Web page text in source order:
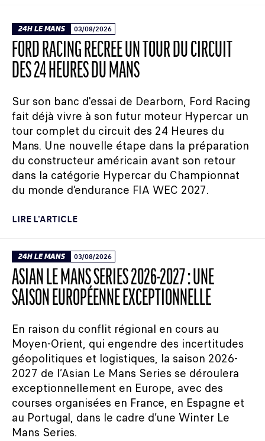
24H LE MANS 03/08/2026
FORD RACING RECRÉE UN TOUR DU CIRCUIT
DES 24 HEURES DU MANS
Sur son banc d'essai de Dearborn, Ford Racing
fait déjà vivre à son futur moteur Hypercar un
tour complet du circuit des 24 Heures du
Mans. Une nouvelle étape dans la préparation
du constructeur américain avant son retour
dans la catégorie Hypercar du Championnat
du monde d’endurance FIA WEC 2027.
LIRE L'ARTICLE
24H LE MANS 03/08/2026
ASIAN LE MANS SERIES 2026-2027 : UNE
SAISON EUROPÉENNE EXCEPTIONNELLE
En raison du conflit régional en cours au
Moyen-Orient, qui engendre des incertitudes
géopolitiques et logistiques, la saison 2026-
2027 de l’Asian Le Mans Series se déroulera
exceptionnellement en Europe, avec des
courses organisées en France, en Espagne et
au Portugal, dans le cadre d’une Winter Le
Mans Series.